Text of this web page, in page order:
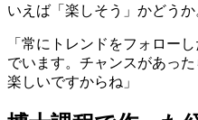
いえば「楽しそう」かどうか
「常にトレンドをフォロー
でいます。チャンスがあっ
楽しいですからね」